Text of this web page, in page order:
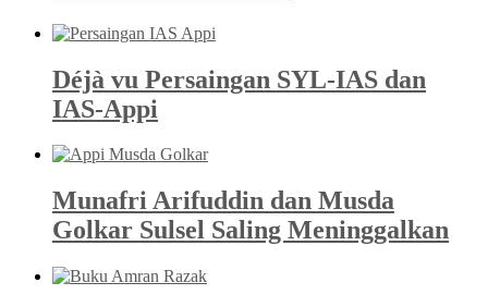
Déjà vu Persaingan SYL-IAS dan
IAS-Appi
Munafri Arifuddin dan Musda
Golkar Sulsel Saling Meninggalkan